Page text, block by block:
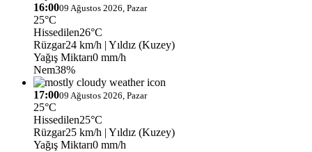
16:0009 Ağustos 2026, Pazar
25°C
Hissedilen26°C
Rüzgar24 km/h | Yıldız (Kuzey)
Yağış Miktarı0 mm/h
Nem38%
17:0009 Ağustos 2026, Pazar
25°C
Hissedilen25°C
Rüzgar25 km/h | Yıldız (Kuzey)
Yağış Miktarı0 mm/h